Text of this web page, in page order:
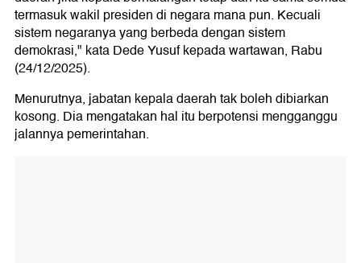
termasuk wakil presiden di negara mana pun. Kecuali
sistem negaranya yang berbeda dengan sistem
demokrasi," kata Dede Yusuf kepada wartawan, Rabu
(24/12/2025).
Menurutnya, jabatan kepala daerah tak boleh dibiarkan
kosong. Dia mengatakan hal itu berpotensi mengganggu
jalannya pemerintahan.